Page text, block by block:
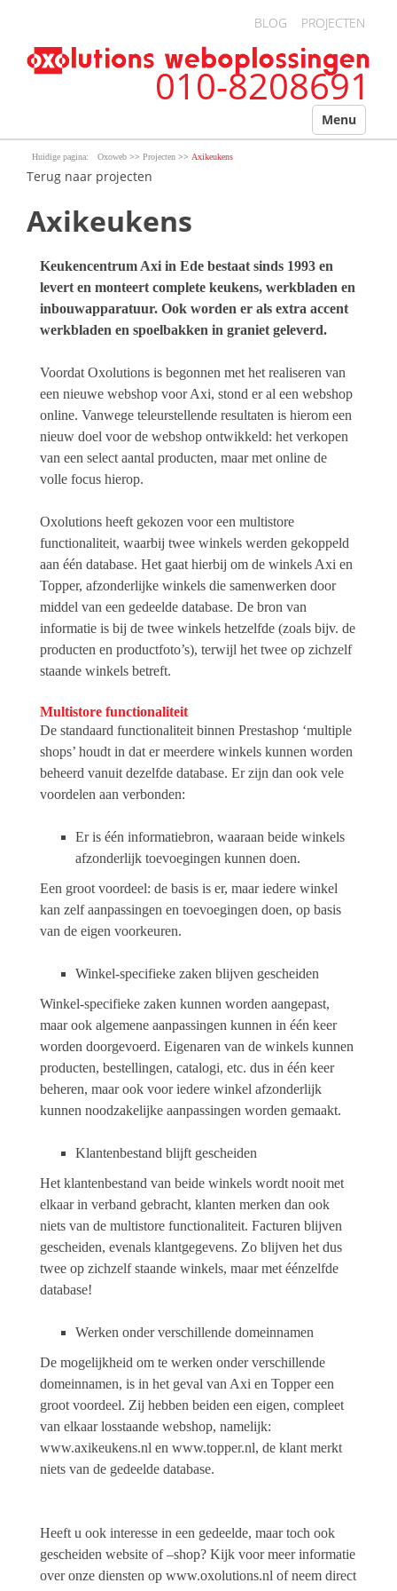
BLOG PROJECTEN
010-8208691
Menu
Oxoweb >> Projecten >> Axikeukens
Terug naar projecten
Axikeukens
Keukencentrum Axi in Ede bestaat sinds 1993 en
levert en monteert complete keukens, werkbladen en
inbouwapparatuur. Ook worden er als extra accent
werkbladen en spoelbakken in graniet geleverd.
Voordat Oxolutions is begonnen met het realiseren van
een nieuwe webshop voor Axi, stond er al een webshop
online. Vanwege teleurstellende resultaten is hierom een
nieuw doel voor de webshop ontwikkeld: het verkopen
van een select aantal producten, maar met online de
volle focus hierop.
Oxolutions heeft gekozen voor een multistore
functionaliteit, waarbij twee winkels werden gekoppeld
aan één database. Het gaat hierbij om de winkels Axi en
Topper, afzonderlijke winkels die samenwerken door
middel van een gedeelde database. De bron van
informatie is bij de twee winkels hetzelfde (zoals bijv. de
producten en productfoto’s), terwijl het twee op zichzelf
staande winkels betreft.
Multistore functionaliteit
De standaard functionaliteit binnen Prestashop ‘multiple
shops’ houdt in dat er meerdere winkels kunnen worden
beheerd vanuit dezelfde database. Er zijn dan ook vele
voordelen aan verbonden:
Er is één informatiebron, waaraan beide winkels
afzonderlijk toevoegingen kunnen doen.
Een groot voordeel: de basis is er, maar iedere winkel
kan zelf aanpassingen en toevoegingen doen, op basis
van de eigen voorkeuren.
Winkel-specifieke zaken blijven gescheiden
Winkel-specifieke zaken kunnen worden aangepast,
maar ook algemene aanpassingen kunnen in één keer
worden doorgevoerd. Eigenaren van de winkels kunnen
producten, bestellingen, catalogi, etc. dus in één keer
beheren, maar ook voor iedere winkel afzonderlijk
kunnen noodzakelijke aanpassingen worden gemaakt.
Klantenbestand blijft gescheiden
Het klantenbestand van beide winkels wordt nooit met
elkaar in verband gebracht, klanten merken dan ook
niets van de multistore functionaliteit. Facturen blijven
gescheiden, evenals klantgegevens. Zo blijven het dus
twee op zichzelf staande winkels, maar met éénzelfde
database!
Werken onder verschillende domeinnamen
De mogelijkheid om te werken onder verschillende
domeinnamen, is in het geval van Axi en Topper een
groot voordeel. Zij hebben beiden een eigen, compleet
van elkaar losstaande webshop, namelijk:
www.axikeukens.nl en www.topper.nl, de klant merkt
niets van de gedeelde database.
Heeft u ook interesse in een gedeelde, maar toch ook
gescheiden website of –shop? Kijk voor meer informatie
over onze diensten op www.oxolutions.nl of neem direct